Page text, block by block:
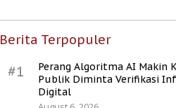
Berita Terpopuler
#1
Perang Algoritma AI Makin
Publik Diminta Verifikasi
Digital